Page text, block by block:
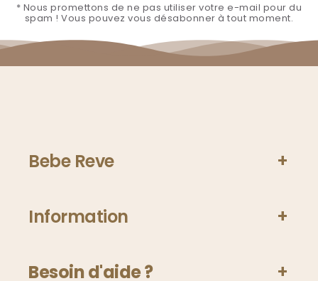
* Nous promettons de ne pas utiliser votre e-mail pour du
spam ! Vous pouvez vous désabonner à tout moment.
Bebe Reve
Information
Besoin d'aide ?